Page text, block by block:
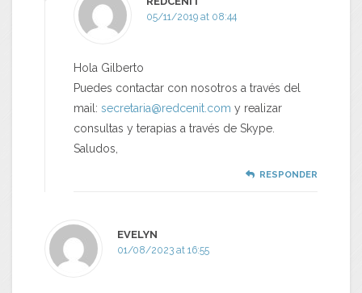
05/11/2019 at 08:44
Hola Gilberto
Puedes contactar con nosotros a través del
mail: secretaria@redcenit.com y realizar
consultas y terapias a través de Skype.
Saludos,
RESPONDER
EVELYN
01/08/2023 at 16:55